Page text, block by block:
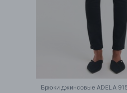
Брюки джинсовые ADELA